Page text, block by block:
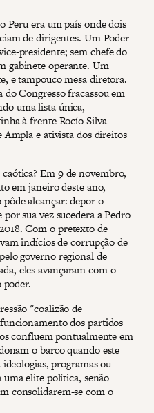
Peru era um país onde dois
de dirigentes. Um Poder
presidente; sem chefe do
gabinete operante. Um
e tampouco mesa diretora.
Congresso fracassou em
uma lista única,
à frente Rocío Silva
e ativista dos direitos
Em 9 de novembro,
em janeiro deste ano,
pôde alcançar: depor o
sua vez sucedera a Pedro
Com o pretexto de
indícios de corrupção de
governo regional de
eles avançaram com o
"coalizão de
dos partidos
confluem pontualmente em
o barco quando este
programas ou
elite política, senão
consolidarem-se com o